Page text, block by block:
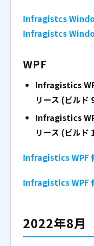
Infragistcs
Infragistcs
WPF
Infragistics
リース (ビルド
Infragistics
リース (ビルド
Infragistics WPF
Infragistics WPF
2022年8月